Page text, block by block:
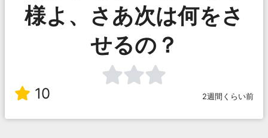
様よ、さあ次は何をさ
せるの？
10 2週間くらい前